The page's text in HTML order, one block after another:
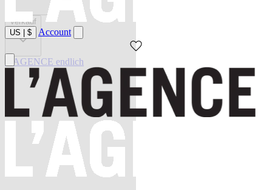
US $ Account
Verkauf
L'AGENCE endlich